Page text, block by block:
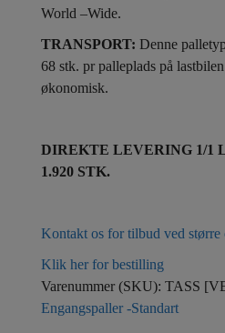
World –Wide.
TRANSPORT: Denne
68 stk. pr palleplads på
økonomisk.
DIREKTE LEVERING 1/1
1.920 STK.
Kontakt os for tilbud ved større
Klik her for bestilling
Varenummer (SKU): TASS
Engangspaller -Standart